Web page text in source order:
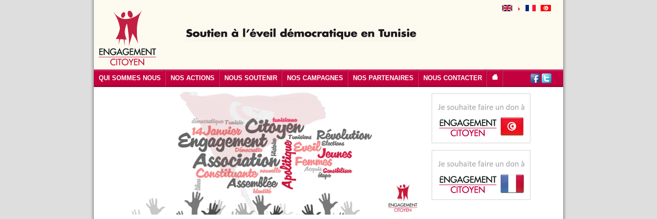
QUI SOMMES NOUS NOS ACTIONS NOUS SOUTENIR NOS CAMPAGNES NOS PARTENAIRES NOUS CONTACTER